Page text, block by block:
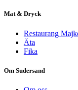
Mat & Dryck
Restaurang
Äta
Fika
Om Sudersand